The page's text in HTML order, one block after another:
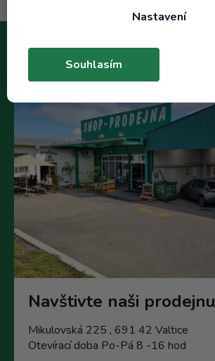
Nastavení
Souhlasím
Navštivte naši prodejnu
Mikulovská 225 , 691 42 Valtice
Otevírací doba Po-Pá 8 -16 hod